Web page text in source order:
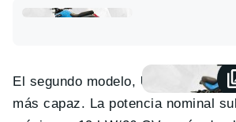
El segundo modelo, Urbet Lora S
más capaz. La potencia nominal